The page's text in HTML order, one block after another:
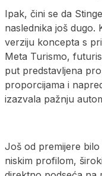
Ipak, čini se da
naslednika još dugo.
verziju koncepta s
Meta Turismo,
put predstavljena
proporcijama i
izazvala pažnju
Još od premijere bilo
niskim profilom,